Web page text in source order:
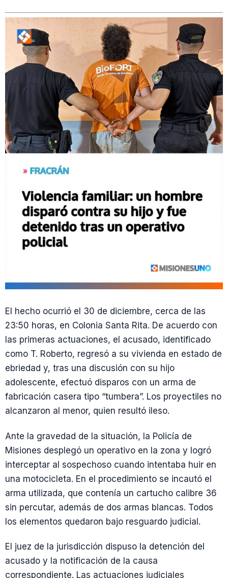
El hecho ocurrió el 30 de diciembre, cerca de las
23:50 horas, en Colonia Santa Rita. De acuerdo con
las primeras actuaciones, el acusado, identificado
como T. Roberto, regresó a su vivienda en estado de
ebriedad y, tras una discusión con su hijo
adolescente, efectuó disparos con un arma de
fabricación casera tipo “tumbera”. Los proyectiles no
alcanzaron al menor, quien resultó ileso.
Ante la gravedad de la situación, la Policía de
Misiones desplegó un operativo en la zona y logró
interceptar al sospechoso cuando intentaba huir en
una motocicleta. En el procedimiento se incautó el
arma utilizada, que contenía un cartucho calibre 36
sin percutar, además de dos armas blancas. Todos
los elementos quedaron bajo resguardo judicial.
El juez de la jurisdicción dispuso la detención del
acusado y la notificación de la causa
correspondiente. Las actuaciones judiciales